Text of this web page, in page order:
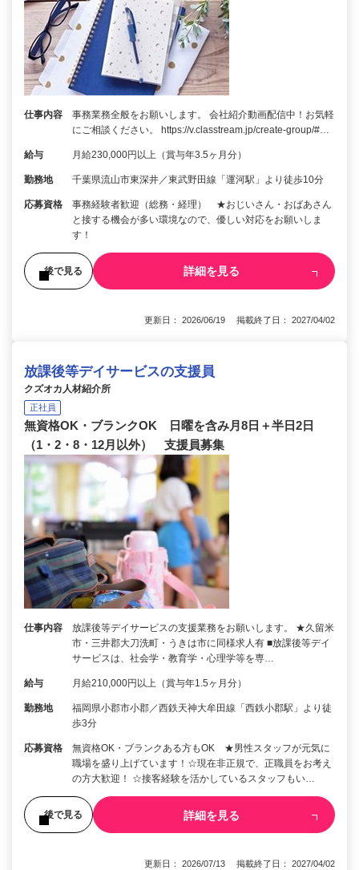
仕事内容
事務業務全般をお願いします。 会社紹介動画配信中！お気軽
にご相談ください。 https://v.classtream.jp/create-group/#…
給与 月給230,000円以上（賞与年3.5ヶ月分）
勤務地 千葉県流山市東深井／東武野田線「運河駅」より徒歩10分
応募資格
事務経験者歓迎（総務・経理） ★おじいさん・おばあさん
と接する機会が多い環境なので、優しい対応をお願いしま
す！
後で見る 詳細を見る
更新日： 2026/06/19 掲載終了日： 2027/04/02
放課後等デイサービスの支援員
クズオカ人材紹介所
正社員
無資格OK・ブランクOK 日曜を含み月8日＋半日2日
（1・2・8・12月以外） 支援員募集
仕事内容
放課後等デイサービスの支援業務をお願いします。 ★久留米
市・三井郡大刀洗町・うきは市に同様求人有 ■放課後等デイ
サービスは、社会学・教育学・心理学等を専…
給与 月給210,000円以上（賞与年1.5ヶ月分）
勤務地
福岡県小郡市小郡／西鉄天神大牟田線「西鉄小郡駅」より徒
歩3分
応募資格
無資格OK・ブランクある方もOK ★男性スタッフが元気に
職場を盛り上げています！☆現在非正規で、正職員をお考え
の方大歓迎！ ☆接客経験を活かしているスタッフもい…
後で見る 詳細を見る
更新日： 2026/07/13 掲載終了日： 2027/04/02